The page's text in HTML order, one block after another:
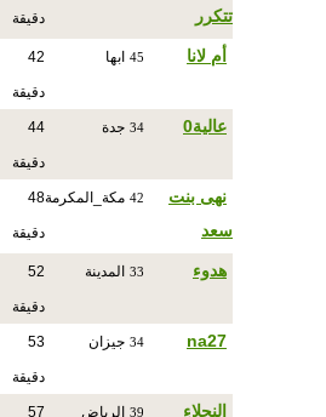
تتكرر
دقيقة
أم لانا 45 ابها 42
دقيقة
عالية0 34 جدة 44
دقيقة
نهى بنت
سعد
42 مكة_المكرمة48
دقيقة
هدوء 33 المدينة 52
دقيقة
na27
34 جيزان 53
دقيقة
النجلاءِ 39 الرياض 57